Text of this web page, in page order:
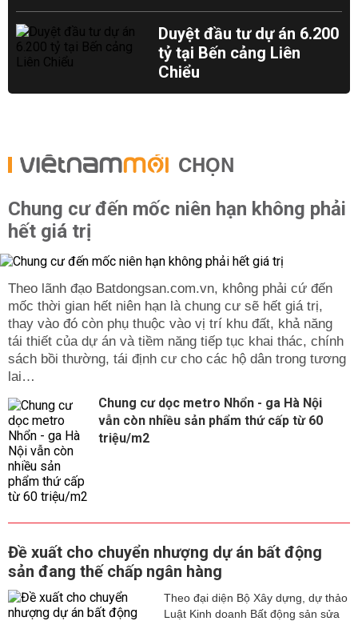
Duyệt đầu tư dự án 6.200
tỷ tại Bến cảng Liên
Chiểu
CHỌN
Chung cư đến mốc niên hạn không phải
hết giá trị
Theo lãnh đạo Batdongsan.com.vn, không phải cứ đến
mốc thời gian hết niên hạn là chung cư sẽ hết giá trị,
thay vào đó còn phụ thuộc vào vị trí khu đất, khả năng
tái thiết của dự án và tiềm năng tiếp tục khai thác, chính
sách bồi thường, tái định cư cho các hộ dân trong tương
lai…
Chung cư dọc metro Nhổn - ga Hà Nội
vẫn còn nhiều sản phẩm thứ cấp từ 60
triệu/m2
Đề xuất cho chuyển nhượng dự án bất động
sản đang thế chấp ngân hàng
Theo đại diện Bộ Xây dựng, dự thảo
Luật Kinh doanh Bất động sản sửa